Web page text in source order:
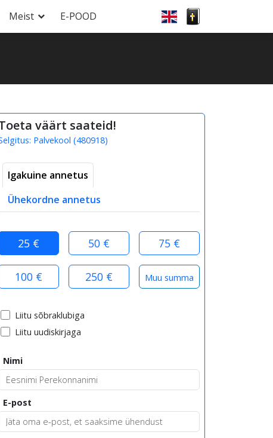
Meist E-POOD
väärt saateid!
Palvekool (480918)
Igakuine annetus
Ühekordne annetus
25 € 50 € 75 €
100 € 250 €
Liitu sõbraklubiga
Liitu uudiskirjaga
Nimi
E-post